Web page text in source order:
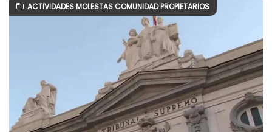
ACTIVIDADES MOLESTAS COMUNIDAD PROPIETARIOS